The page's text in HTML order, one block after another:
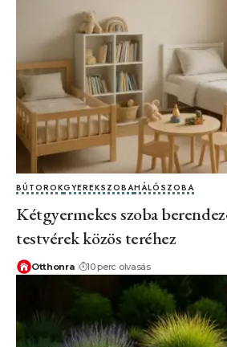
BÚTOROKGYEREKSZOBAHÁLÓSZOBA
Kétgyermekes szoba
testvérek közös teréhez
Otthonra 10 perc olvasás